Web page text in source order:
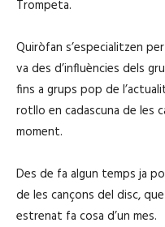
Trompeta.
Quiròfan s’especialitzen
va des d’influències dels
fins a grups pop de
rotllo en cadascuna de les
moment.
Des de fa algun temps ja
de les cançons del disc,
estrenat fa cosa d’un mes.